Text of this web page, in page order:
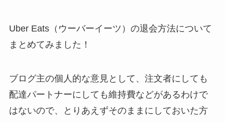
Uber Eats（ウーバーイーツ）の退会方法について
まとめてみました！
ブログ主の個人的な意見として、注文者にしても
配達パートナーにしても維持費などがあるわけで
はないので、とりあえずそのままにしておいた方